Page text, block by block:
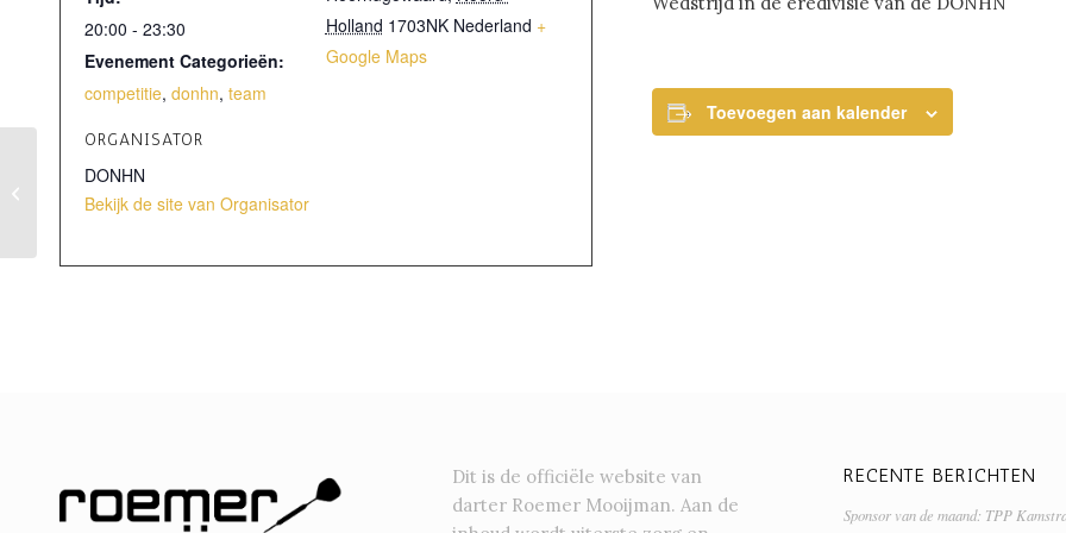
Toevoegen aan kalender
20:00 - 23:30
Evenement Categorieën:
competitie, donhn, team
Holland 1703NK Nederland +
Google Maps
ORGANISATOR
DONHN
Bekijk de site van Organisator
Dit is de officiële website van
darter Roemer Mooijman. Aan de
RECENTE BERICHTEN
Sponsor van de maand: TPP